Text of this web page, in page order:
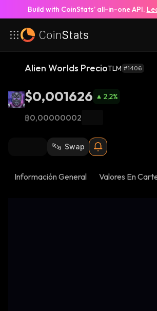
Build with CoinStats’ all-in-one API.
Alien Worlds PrecioTLM #1406
$0,001626 2,2%
฿0,00000002
Swap
Información General Valores En